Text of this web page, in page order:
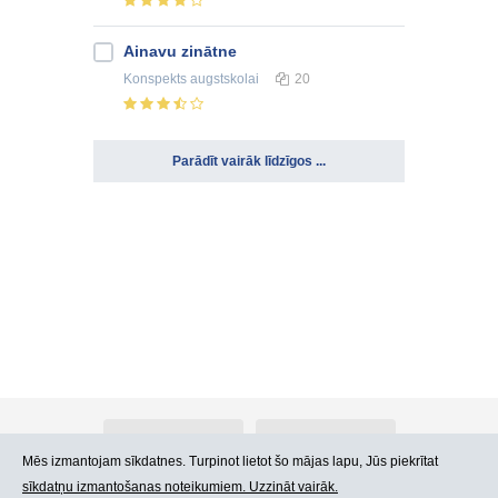
Ainavu zinātne
Konspekts augstskolai 20
Parādīt vairāk līdzīgos ...
Mēs izmantojam sīkdatnes. Turpinot lietot šo mājas lapu, Jūs piekrītat
sīkdatņu izmantošanas noteikumiem. Uzzināt vairāk.